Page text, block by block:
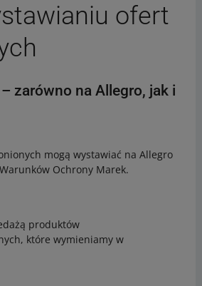
ofert
zarówno na Allegro, jak i
mogą wystawiać na Allegro
Ochrony Marek.
produktów
które wymieniamy w